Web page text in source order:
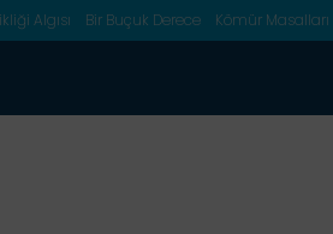
Algısı Bir Buçuk Derece Kömür Masalları